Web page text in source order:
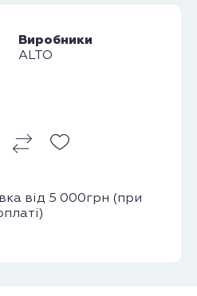
Виробники
ALTO
від 5 000грн (при